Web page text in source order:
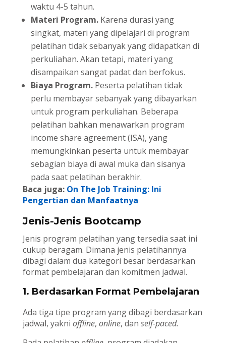
waktu 4-5 tahun.
Materi Program. Karena durasi yang
singkat, materi yang dipelajari di program
pelatihan tidak sebanyak yang didapatkan di
perkuliahan. Akan tetapi, materi yang
disampaikan sangat padat dan berfokus.
Biaya Program. Peserta pelatihan tidak
perlu membayar sebanyak yang dibayarkan
untuk program perkuliahan. Beberapa
pelatihan bahkan menawarkan program
income share agreement (ISA), yang
memungkinkan peserta untuk membayar
sebagian biaya di awal muka dan sisanya
pada saat pelatihan berakhir.
Baca juga: On The Job Training: Ini
Pengertian dan Manfaatnya
Jenis-Jenis Bootcamp
Jenis program pelatihan yang tersedia saat ini
cukup beragam. Dimana jenis pelatihannya
dibagi dalam dua kategori besar berdasarkan
format pembelajaran dan komitmen jadwal.
1. Berdasarkan Format Pembelajaran
Ada tiga tipe program yang dibagi berdasarkan
jadwal, yakni offline, online, dan self-paced.